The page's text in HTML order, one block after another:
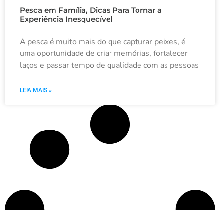
Pesca em Família, Dicas Para Tornar a
Experiência Inesquecível
A pesca é muito mais do que capturar peixes, é
uma oportunidade de criar memórias, fortalecer
laços e passar tempo de qualidade com as pessoas
LEIA MAIS »